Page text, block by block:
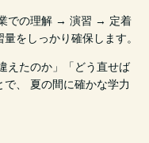
での理解 → 演習 → 定着
をしっかり確保します。
えたのか」「どう直せば
、 夏の間に確かな学力